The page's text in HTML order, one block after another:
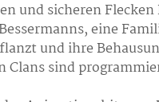
und sicheren
eine
und ihre
Clans sind